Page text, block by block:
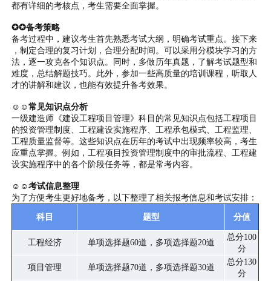
都有详细的考核点，考生需要全面掌握。
✪✪备考策略
备考过程中，建议考生首先熟悉考试大纲，明确考试重点。接下来
，制定合理的复习计划，合理分配时间。可以采用分模块学习的方
法，逐一攻克各个知识点。同时，多做历年真题，了解考试题型和
难度，总结解题技巧。此外，参加一些高质量的培训课程，听取人
才的讲解和建议，也能有效提升备考效果。
☺☺常见知识点分析
一级建造师《建设工程项目管理》科目的常见知识点包括工程项目
的投资管理制度、工程建设实施程序、工程承包模式、工程监理、
工程质量监督等。这些知识点在历年的考试中出现频率较高，考生
应重点掌握。例如，工程项目投资管理制度中的审批流程、工程建
设实施程序中的各个阶段任务等，都是常考内容。
☺☺考试信息整理
为了方便考生更好地备考，以下整理了相关报考信息和考试安排：
科目
题型 分值
工程经济 单项选择题60道，多项选择题20道
总分100
分
项目管理
单项选择题70道，多项选择题30道
总分130
分